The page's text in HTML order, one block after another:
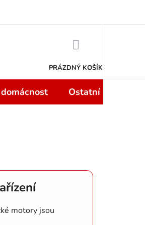
PRÁZDNÝ KOŠÍK
Ostatní
motory jsou